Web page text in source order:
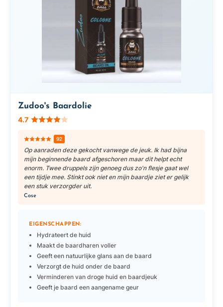
Zudoo's Baardolie
4.7
92
Op aanraden deze gekocht vanwege de jeuk. Ik had bijna
mijn beginnende baard afgeschoren maar dit helpt echt
enorm. Twee druppels zijn genoeg dus zo'n flesje gaat wel
een tijdje mee. Stinkt ook niet en mijn baardje ziet er gelijk
een stuk verzorgder uit.
Cose
EIGENSCHAPPEN:
Hydrateert de huid
Maakt de baardharen voller
Geeft een natuurlijke glans aan de baard
Verzorgt de huid onder de baard
Verminderen van droge huid en baardjeuk
Geeft je baard een aangename geur